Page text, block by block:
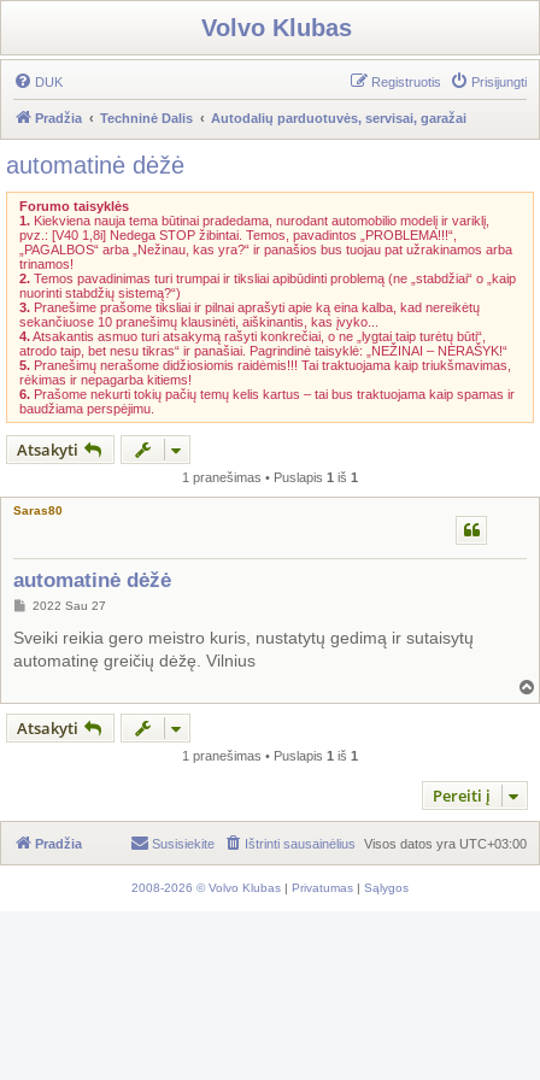
Volvo Klubas
DUK Prisijungti
Registruotis
Pradžia Techninė Dalis Autodalių parduotuvės, servisai, garažai
automatinė dėžė
Forumo taisyklės
1. Kiekviena nauja tema būtinai pradedama, nurodant automobilio modelį ir variklį,
pvz.: [V40 1,8i] Nedega STOP žibintai. Temos, pavadintos „PROBLEMA!!!“,
„PAGALBOS“ arba „Nežinau, kas yra?“ ir panašios bus tuojau pat užrakinamos arba
trinamos!
2. Temos pavadinimas turi trumpai ir tiksliai apibūdinti problemą (ne „stabdžiai“ o „kaip
nuorinti stabdžių sistemą?“)
3. Pranešime prašome tiksliai ir pilnai aprašyti apie ką eina kalba, kad nereikėtų
sekančiuose 10 pranešimų klausinėti, aiškinantis, kas įvyko...
4.Atsakantis asmuo turi atsakymą rašyti konkrečiai, o ne „lygtai taip turėtų būti“,
atrodo taip, bet nesu tikras“ ir panašiai. Pagrindinė taisyklė: „NEŽINAI – NERAŠYK!“
5. Pranešimų nerašome didžiosiomis raidėmis!!! Tai traktuojama kaip triukšmavimas,
rėkimas ir nepagarba kitiems!
6. Prašome nekurti tokių pačių temų kelis kartus – tai bus traktuojama kaip spamas ir
baudžiama perspėjimu.
Atsakyti
1 pranešimas • Puslapis 1 iš 1
Saras80
automatinė dėžė
S
a
n
d
t
n
2022 Sau 27
Sveiki reikia gero meistro kuris, nustatytų gedimą ir sutaisytų
automatinę greičių dėžę. Vilnius
Atsakyti
1 pranešimas • Puslapis 1 iš 1
Pereiti į
Pradžia Visos datos yra UTC+03:00
Ištrinti sausainėlius
Susisiekite
2008-2026 © Volvo Klubas | Privatumas | Sąlygos